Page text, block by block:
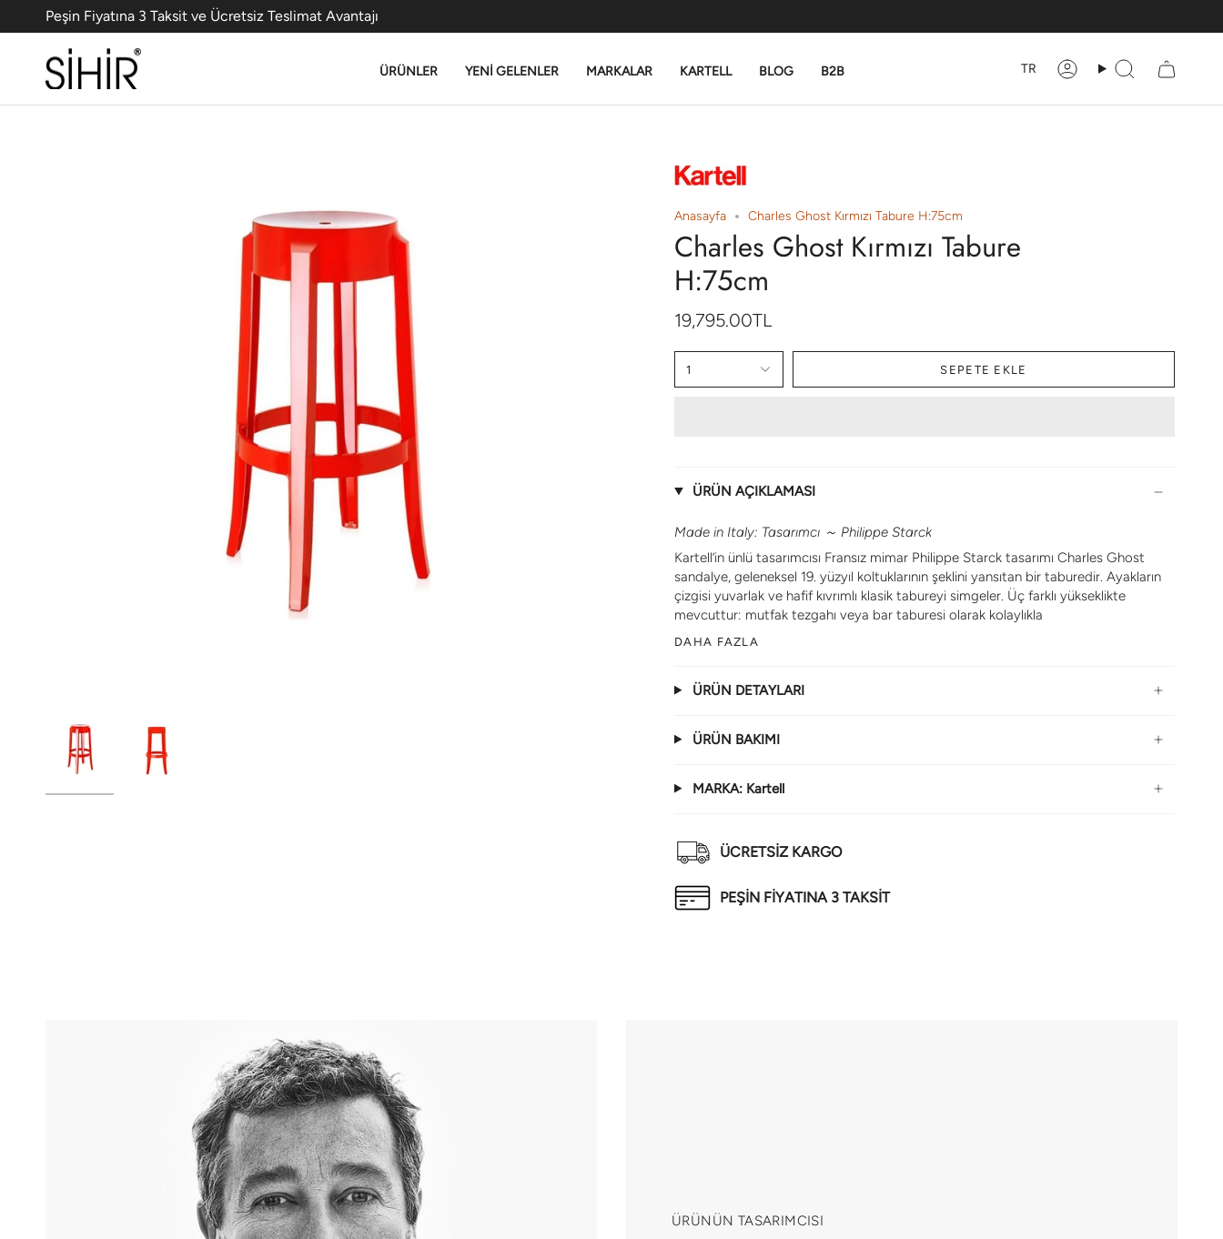
Peşin Fiyatına 3 Taksit ve Ücretsiz Teslimat Avantajı
ÜRÜNLER YENİ GELENLER MARKALAR KARTELL BLOG B2B TR HesabımAra
Anasayfa Charles Ghost Kırmızı Tabure H:75cm
Charles Ghost Kırmızı Tabure
H:75cm
19,795.00TL
1 SEPETE EKLE
ÜRÜN AÇIKLAMASI
Made in Italy: Tasarımcı ～ Philippe Starck
Kartell’in ünlü tasarımcısı Fransız mimar Philippe Starck tasarımı Charles Ghost
sandalye, geleneksel 19. yüzyıl koltuklarının şeklini yansıtan bir taburedir. Ayakların
çizgisi yuvarlak ve hafif kıvrımlı klasik tabureyi simgeler. Üç farklı yükseklikte
mevcuttur: mutfak tezgahı veya bar taburesi olarak kolaylıkla
DAHA FAZLA
ÜRÜN DETAYLARI
ÜRÜN BAKIMI
MARKA: Kartell
ÜCRETSİZ KARGO
PEŞİN FİYATINA 3 TAKSİT
ÜRÜNÜN TASARIMCISI